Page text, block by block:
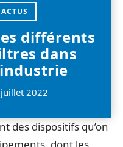
ACTUS
différents
dans
2022
des dispositifs qu’on